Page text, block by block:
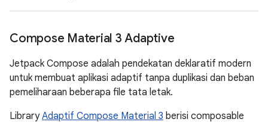
Compose Material 3 Adaptive
Jetpack Compose adalah pendekatan deklaratif modern
untuk membuat aplikasi adaptif tanpa duplikasi dan beban
pemeliharaan beberapa file tata letak.
LibraryAdaptif Compose Material 3 berisi composable